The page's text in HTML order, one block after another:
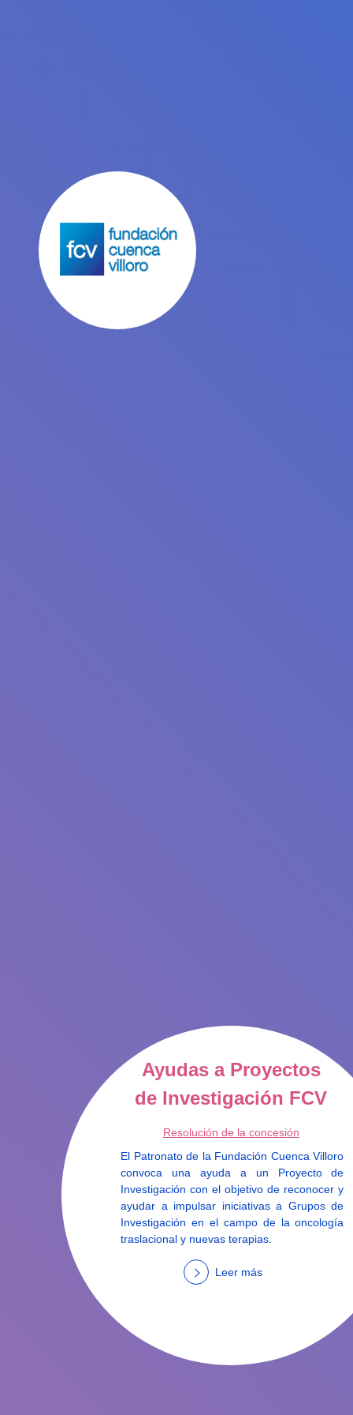
Ayudas a Proyectos
de Investigación FCV
Resolución de la concesión
El Patronato de la Fundación Cuenca Villoro
convoca una ayuda a un Proyecto de
Investigación con el objetivo de reconocer y
ayudar a impulsar iniciativas a Grupos de
Investigación en el campo de la oncología
traslacional y nuevas terapias.
Leer más